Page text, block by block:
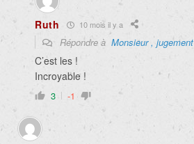
Ruth 10 mois il y a
Répondre à Monsieur , jugement
C’est les !
Incroyable !
3 -1